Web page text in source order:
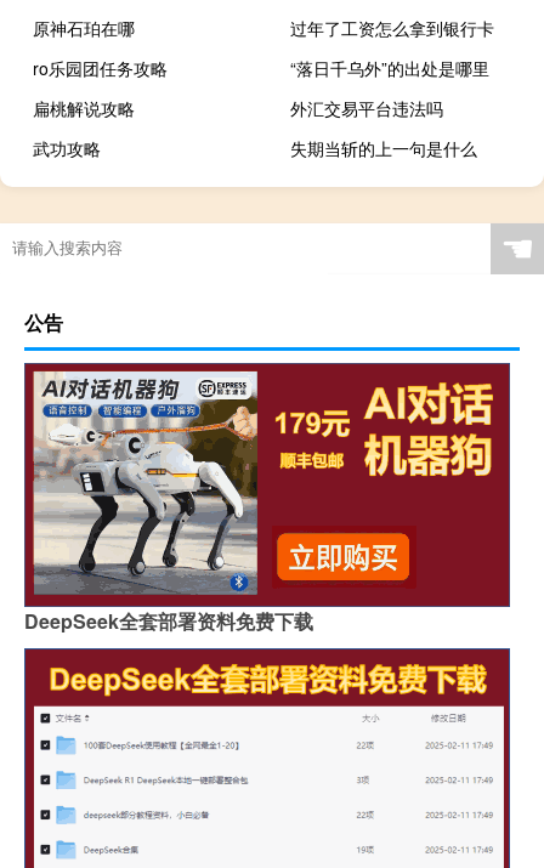
原神石珀在哪
过年了工资怎么拿到银行卡
ro乐园团任务攻略
“落日千乌外”的出处是哪里
扁桃解说攻略
外汇交易平台违法吗
武功攻略
失期当斩的上一句是什么
☚
公告
DeepSeek全套部署资料免费下载